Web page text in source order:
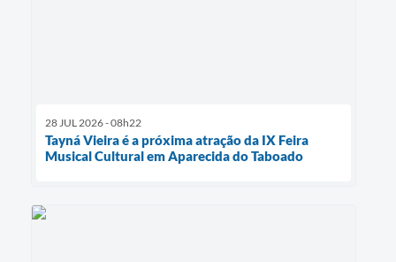
28 JUL 2026 - 08h22
Tayná Vieira é a próxima atração da IX Feira
Musical Cultural em Aparecida do Taboado